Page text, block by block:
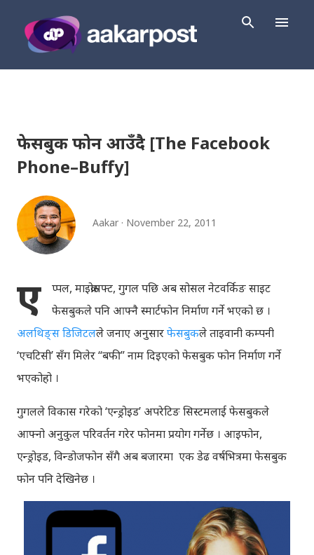
फेसबुक फोन आउँदै [The Facebook
Phone–Buffy]
Aakar November 22, 2011
ए
प्पल, माइक्रोसफ्ट, गुगल पछि अब सोसल नेटवर्किङ साइट
फेसबुकले पनि आफ्नै स्मार्टफोन निर्माण गर्ने भएको छ ।
अलथिङ्स डिजिटलले जनाए अनुसारफेसबुकले ताइवानी कम्पनी
‘एचटिसी’ सँग मिलेर “बफी” नाम दिइएको फेसबुक फोन निर्माण गर्ने
भएकोहो ।
गुगलले विकास गरेको ‘एन्ड्रोइड’ अपरेटिङ सिस्टमलाई फेसबुकले
आफ्नो अनुकुल परिवर्तन गरेर फोनमा प्रयोग गर्नेछ । आइफोन,
एन्ड्रोइड, विन्डोजफोन सँगै अब बजारमा एक डेढ वर्षभित्रमा फेसबुक
फोन पनि देखिनेछ ।